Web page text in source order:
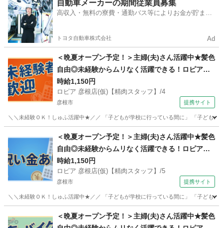
自動車メーカーの期間従業員募集
高収入・無料の寮費・通勤バス等によりお金が貯まり
トヨタ自動車株式会社 Ad
＜晩夏オープン予定！＞主婦(夫)さん活躍中★髪色
自由◎未経験からムリなく活躍できる！ロピアの
【精肉スタッフ】
時給1,150円
ロピア 彦根店(仮)【精肉スタッフ】/4
彦根市 提携サイト
＼＼未経験ＯＫ！しゅふ活躍中★／／ 「子どもが学校に行っている間に」 「子ども
コンビニ
＜晩夏オープン予定！＞主婦(夫)さん活躍中★髪色
自由◎未経験からムリなく活躍できる！ロピアの
【精肉スタッフ】
時給1,150円
ロピア 彦根店(仮)【精肉スタッフ】/5
彦根市 提携サイト
＼＼未経験ＯＫ！しゅふ活躍中★／／ 「子どもが学校に行っている間に」 「子ども
コンビニ
＜晩夏オープン予定！＞主婦(夫)さん活躍中★髪色